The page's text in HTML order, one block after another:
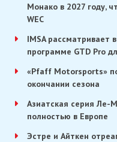
Монако в 2027 году,
WEC
IMSA рассматривает
программе GTD Pro
«Pfaff Motorsports»
окончании сезона
Азиатская серия Ле-
полностью в Европе
Эстре и Айткен